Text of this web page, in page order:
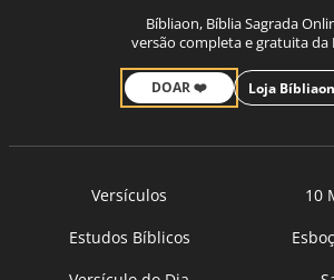
Bíbliaon, Bíblia Sagrada
versão completa e gratuita da
DOAR ❤️ Loja Bíbliaon
Versículos
10
Estudos Bíblicos